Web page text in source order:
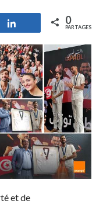
Partagez 0
PARTAGES
et de